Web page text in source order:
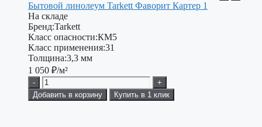
Бытовой линолеум Tarkett Фаворит Картер 1
На складе
Бренд:Tarkett
Класс опасности:КМ5
Класс применения:31
Толщина:3,3 мм
1 050 ₽/м²
-
+
Добавить в корзину
Купить в 1 клик